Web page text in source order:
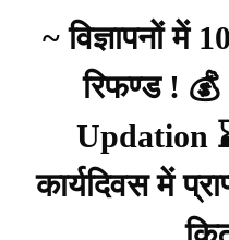
~ विज्ञापनों
रिफण्ड !
Updation
कार्यदिवस में